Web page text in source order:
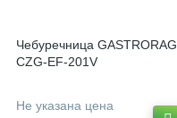
Чебуречница GASTRORAG
CZG-EF-201V
Не указана цена